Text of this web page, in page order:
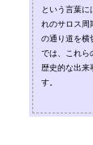
という言葉
れのサロス周
の通り道を横
では、これら
歴史的な出来
す。